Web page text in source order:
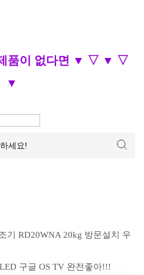
이 없다면 ▼ ▽ ▼ ▽
▼
기 RD20WNA 20kg 방문설치 우
구글 OS TV 완전좋아!!!